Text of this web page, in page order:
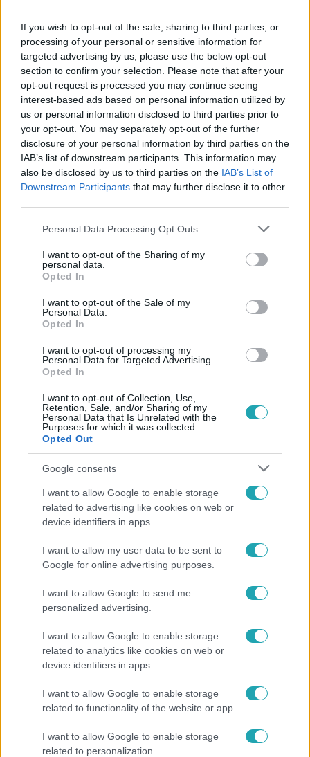
If you wish to opt-out of the sale, sharing to third parties, or
processing of your personal or sensitive information for
targeted advertising by us, please use the below opt-out
section to confirm your selection. Please note that after your
opt-out request is processed you may continue seeing
interest-based ads based on personal information utilized by
us or personal information disclosed to third parties prior to
your opt-out. You may separately opt-out of the further
disclosure of your personal information by third parties on the
IAB’s list of downstream participants. This information may
also be disclosed by us to third parties on the IAB’s List of
Downstream Participants that may further disclose it to other
Please note that this website/app uses one or more Google
not limited to your visit or usage behaviour. You may click to
grant or deny consent to Google and its third-party tags to
use your data for below specified purposes in below Google
consent section.
Personal Data Processing Opt Outs
I want to opt-out of the Sharing of my
personal data.
Opted In
I want to opt-out of the Sale of my
Personal Data.
Opted In
I want to opt-out of processing my
Personal Data for Targeted Advertising.
Opted In
I want to opt-out of Collection, Use,
Retention, Sale, and/or Sharing of my
Personal Data that Is Unrelated with the
Purposes for which it was collected.
Opted Out
Google consents
I want to allow Google to enable storage
related to advertising like cookies on web or
device identifiers in apps.
I want to allow my user data to be sent to
Google for online advertising purposes.
I want to allow Google to send me
personalized advertising.
I want to allow Google to enable storage
related to analytics like cookies on web or
device identifiers in apps.
I want to allow Google to enable storage
related to functionality of the website or app.
I want to allow Google to enable storage
related to personalization.
Kövess minket, és értesülj a friss hírekről a
Facebookon is!
Követem
#BELFÖLD #ORBÁN VIKTOR #OKTÓBER 23
BESZÉD VESZPRÉM #MOSZKVA BRÜSSZEL
Népszerű
és Zorán első randija